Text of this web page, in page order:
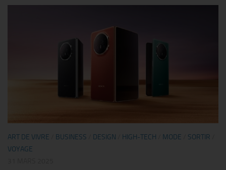
ART DE VIVRE BUSINESS DESIGN HIGH-TECH MODE SORTIR
VOYAGE